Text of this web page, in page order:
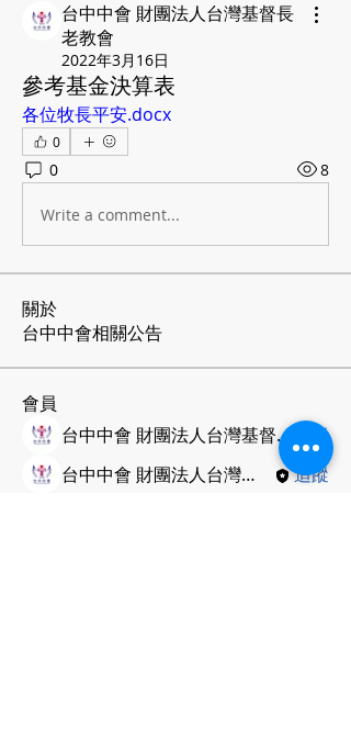
台中中會 財團法人台灣基督長
老教會
2022年3月16日
參考基金決算表
各位牧長平安.docx
0
0 8
Write a comment...
關於
台中中會相關公告
會員
台中中會 財團法人台灣基督長老教會
追蹤
台中中會 財團法人台灣基督長老教會
追蹤